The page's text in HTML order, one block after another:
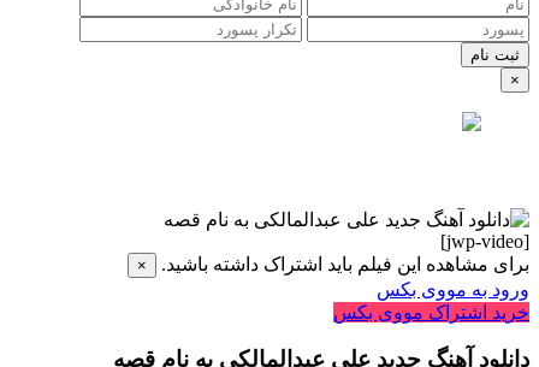
×
[jwp-video]
برای مشاهده این فیلم باید اشتراک داشته باشید.
×
ورود به مووی بکس
خرید اشتراک مووی بکس
دانلود آهنگ جدید علی عبدالمالکی به نام قصه